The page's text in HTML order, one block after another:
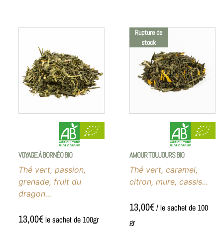
VOYAGE À BORNÉO BIO
Thé vert, passion,
grenade, fruit du
dragon...
13,00€le sachet de 100gr
Rupture de
stock
AMOUR TOUJOURS BIO
Thé vert, caramel,
citron, mure, cassis...
13,00€/ le sachet de 100
gr